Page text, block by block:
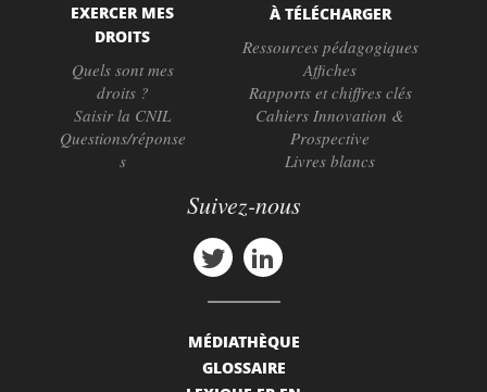
EXERCER MES
DROITS
Quels sont mes
droits ?
Saisir la CNIL
Questions/réponse
s
À TÉLÉCHARGER
Ressources pédagogiques
Affiches
Rapports et chiffres clés
Cahiers Innovation &
Prospective
Livres blancs
Suivez-nous
MÉDIATHÈQUE
GLOSSAIRE